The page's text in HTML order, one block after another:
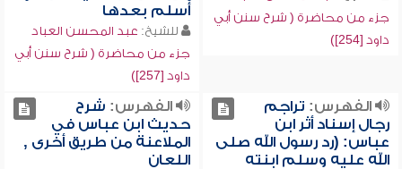
جزء من محاضرة ( شرح سنن أبي
داود [254])
أسلم بعدها
للشيخ: عبد المحسن العباد
جزء من محاضرة ( شرح سنن أبي
داود [257])
الفهرس: تراجم
رجال إسناد أثر ابن
عباس: (رد رسول الله صلى
الله عليه وسلم ابنته
الفهرس: شرح
حديث ابن عباس في
الملاعنة من طريق أخرى ,
اللعان